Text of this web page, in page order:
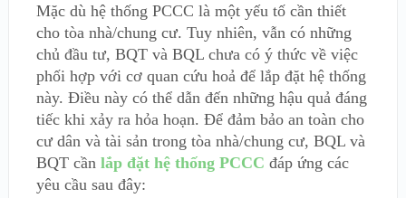
Mặc dù hệ thống PCCC là một yếu tố cần thiết
cho tòa nhà/chung cư. Tuy nhiên, vẫn có những
chủ đầu tư, BQT và BQL chưa có ý thức về việc
phối hợp với cơ quan cứu hoả để lắp đặt hệ thống
này. Điều này có thể dẫn đến những hậu quả đáng
tiếc khi xảy ra hỏa hoạn. Để đảm bảo an toàn cho
cư dân và tài sản trong tòa nhà/chung cư, BQL và
BQT cần lắp đặt hệ thống PCCC đáp ứng các
yêu cầu sau đây: